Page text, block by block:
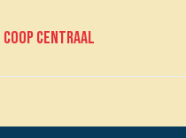
Coop centraal